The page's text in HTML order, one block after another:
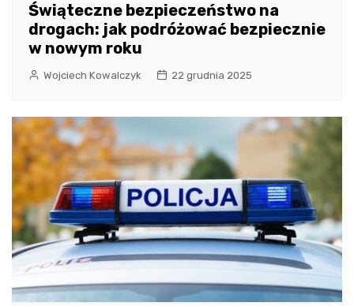
Świąteczne bezpieczeństwo na
drogach: jak podróżować bezpiecznie
w nowym roku
Wojciech Kowalczyk 22 grudnia 2025